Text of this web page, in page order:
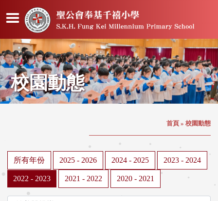
校園動態
首頁 » 校園動態
所有年份 2025 - 2026 2024 - 2025 2023 - 2024
2022 - 2023 2021 - 2022 2020 - 2021